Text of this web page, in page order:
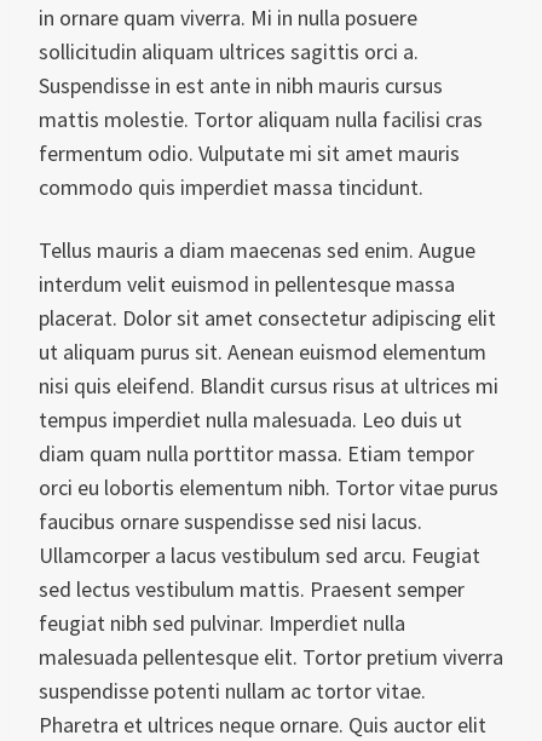
in ornare quam viverra. Mi in nulla posuere
sollicitudin aliquam ultrices sagittis orci a.
Suspendisse in est ante in nibh mauris cursus
mattis molestie. Tortor aliquam nulla facilisi cras
fermentum odio. Vulputate mi sit amet mauris
commodo quis imperdiet massa tincidunt.
Tellus mauris a diam maecenas sed enim. Augue
interdum velit euismod in pellentesque massa
placerat. Dolor sit amet consectetur adipiscing elit
ut aliquam purus sit. Aenean euismod elementum
nisi quis eleifend. Blandit cursus risus at ultrices mi
tempus imperdiet nulla malesuada. Leo duis ut
diam quam nulla porttitor massa. Etiam tempor
orci eu lobortis elementum nibh. Tortor vitae purus
faucibus ornare suspendisse sed nisi lacus.
Ullamcorper a lacus vestibulum sed arcu. Feugiat
sed lectus vestibulum mattis. Praesent semper
feugiat nibh sed pulvinar. Imperdiet nulla
malesuada pellentesque elit. Tortor pretium viverra
suspendisse potenti nullam ac tortor vitae.
Pharetra et ultrices neque ornare. Quis auctor elit